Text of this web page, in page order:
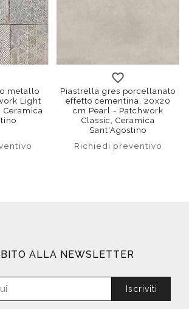
metallo
Light
Piastrella gres porcellanato
effetto cementina, 20x20
cm Pearl - Patchwork
Classic, Ceramica
Sant'Agostino
Richiedi preventivo
ALLA NEWSLETTER
Iscriviti